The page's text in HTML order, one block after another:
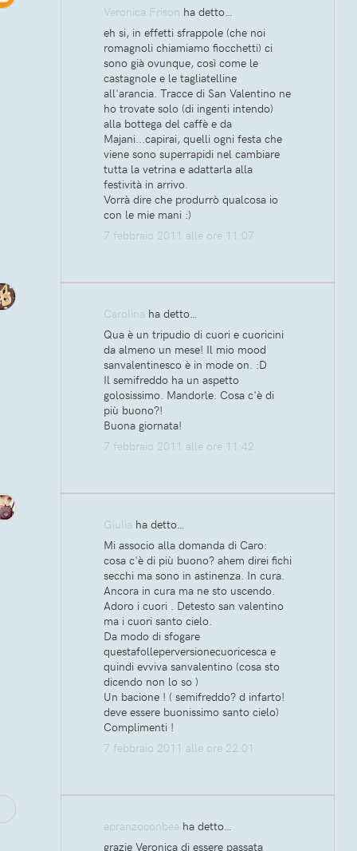
Veronica Frison ha detto…
eh si, in effetti sfrappole (che noi
romagnoli chiamiamo fiocchetti) ci
sono già ovunque, così come le
castagnole e le tagliatelline
all'arancia. Tracce di San Valentino ne
ho trovate solo (di ingenti intendo)
alla bottega del caffè e da
Majani...capirai, quelli ogni festa che
viene sono superrapidi nel cambiare
tutta la vetrina e adattarla alla
festività in arrivo.
Vorrà dire che produrrò qualcosa io
con le mie mani :)
7 febbraio 2011 alle ore 11:07
Carolina ha detto…
Qua è un tripudio di cuori e cuoricini
da almeno un mese! Il mio mood
sanvalentinesco è in mode on. :D
Il semifreddo ha un aspetto
golosissimo. Mandorle. Cosa c'è di
più buono?!
Buona giornata!
7 febbraio 2011 alle ore 11:42
Giulia ha detto…
Mi associo alla domanda di Caro:
cosa c'è di più buono? ahem direi fichi
secchi ma sono in astinenza. In cura.
Ancora in cura ma ne sto uscendo.
Adoro i cuori . Detesto san valentino
ma i cuori santo cielo.
Da modo di sfogare
questafolleperversionecuoricesca e
quindi evviva sanvalentino (cosa sto
dicendo non lo so )
Un bacione ! ( semifreddo? d infarto!
deve essere buonissimo santo cielo)
Complimenti !
7 febbraio 2011 alle ore 22:01
apranzoconbea ha detto…
grazie Veronica di essere passata